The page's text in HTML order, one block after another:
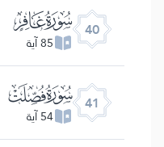
40 ﯕ
85 آية
41 ﯖ
54 آية